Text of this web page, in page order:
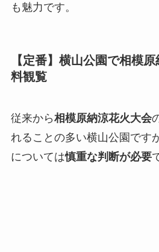
も魅力です。
【定番】横山公園で相模
料観覧
従来から相模原納涼花火大会
れることの多い横山公園です
については慎重な判断が必要